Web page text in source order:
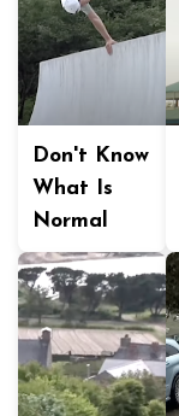
Don't Know
What Is
Normal